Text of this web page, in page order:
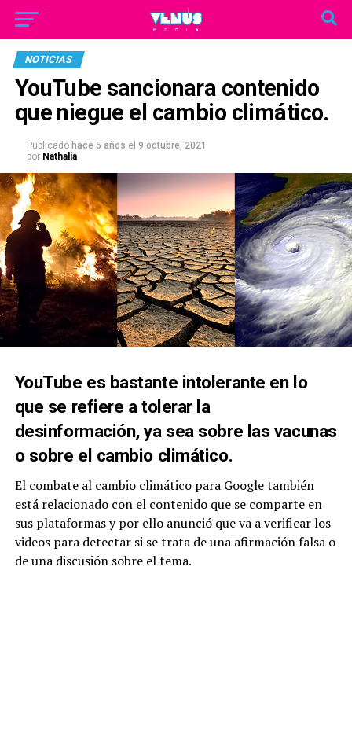
NOTICIAS
YouTube sancionara contenido
que niegue el cambio climático.
Publicado hace 5 años el 9 octubre, 2021
por Nathalia
YouTube es bastante intolerante en lo
que se refiere a tolerar la
desinformación, ya sea sobre las vacunas
o sobre el cambio climático.
El combate al cambio climático para Google también
está relacionado con el contenido que se comparte en
sus plataformas y por ello anunció que va a verificar los
videos para detectar si se trata de una afirmación falsa o
de una discusión sobre el tema.